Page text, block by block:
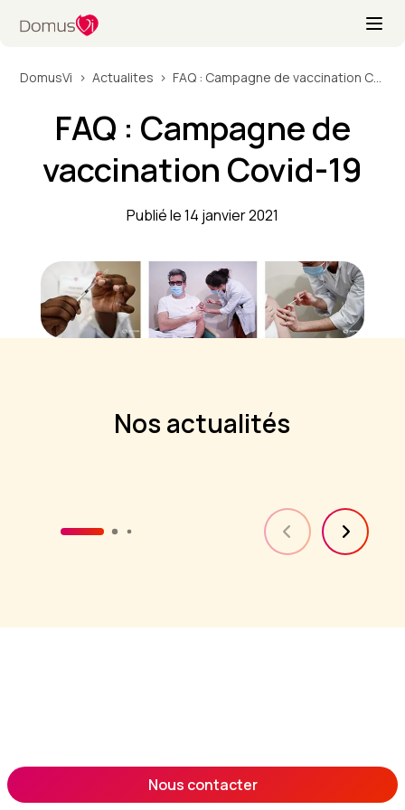
DomusVi Actualites FAQ : Campagne de vaccination Covid-19
FAQ : Campagne de
vaccination Covid-19
Publié le 14 janvier 2021
Nos actualités
Nous contacter